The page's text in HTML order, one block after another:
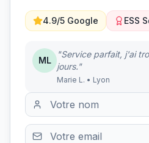
4.9/5 Google ESS
ML
"Service parfait, j'ai
jours."
Marie L. • Lyon